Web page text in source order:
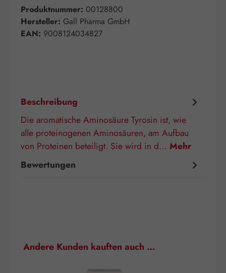
Produktnummer: 00128800
Hersteller: Gall Pharma GmbH
EAN: 9008124034827
Beschreibung
Die aromatische Aminosäure Tyrosin ist, wie
alle proteinogenen Aminosäuren, am Aufbau
von Proteinen beteiligt. Sie wird in d… Mehr
Bewertungen
Produktgalerie überspringen
Andere Kunden kauften auch …